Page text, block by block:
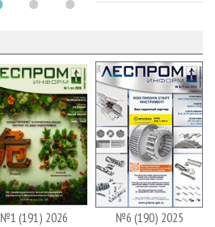
№1 (191) 2026 №6 (190) 2025